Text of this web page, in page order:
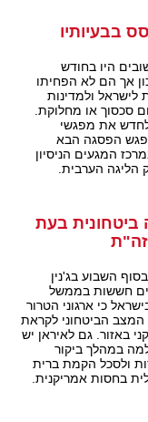
בבעיותיו
היו בחודש
אך הם לא הפחיתו
לישראל ולמדינות
סכסוך או מחלוקת.
את מפגשי
הפסגה הבא
המגעים הניסיון
הליגה הערבית.
בעת
השבוע בג'נין
חששות בממשל
כי ארגוני הטרור
הביטחוני לקראת
באזור. גם לאיראן יש
במהלך ביקור
ולסכל הקמת ברית
בחסות אמריקנית.